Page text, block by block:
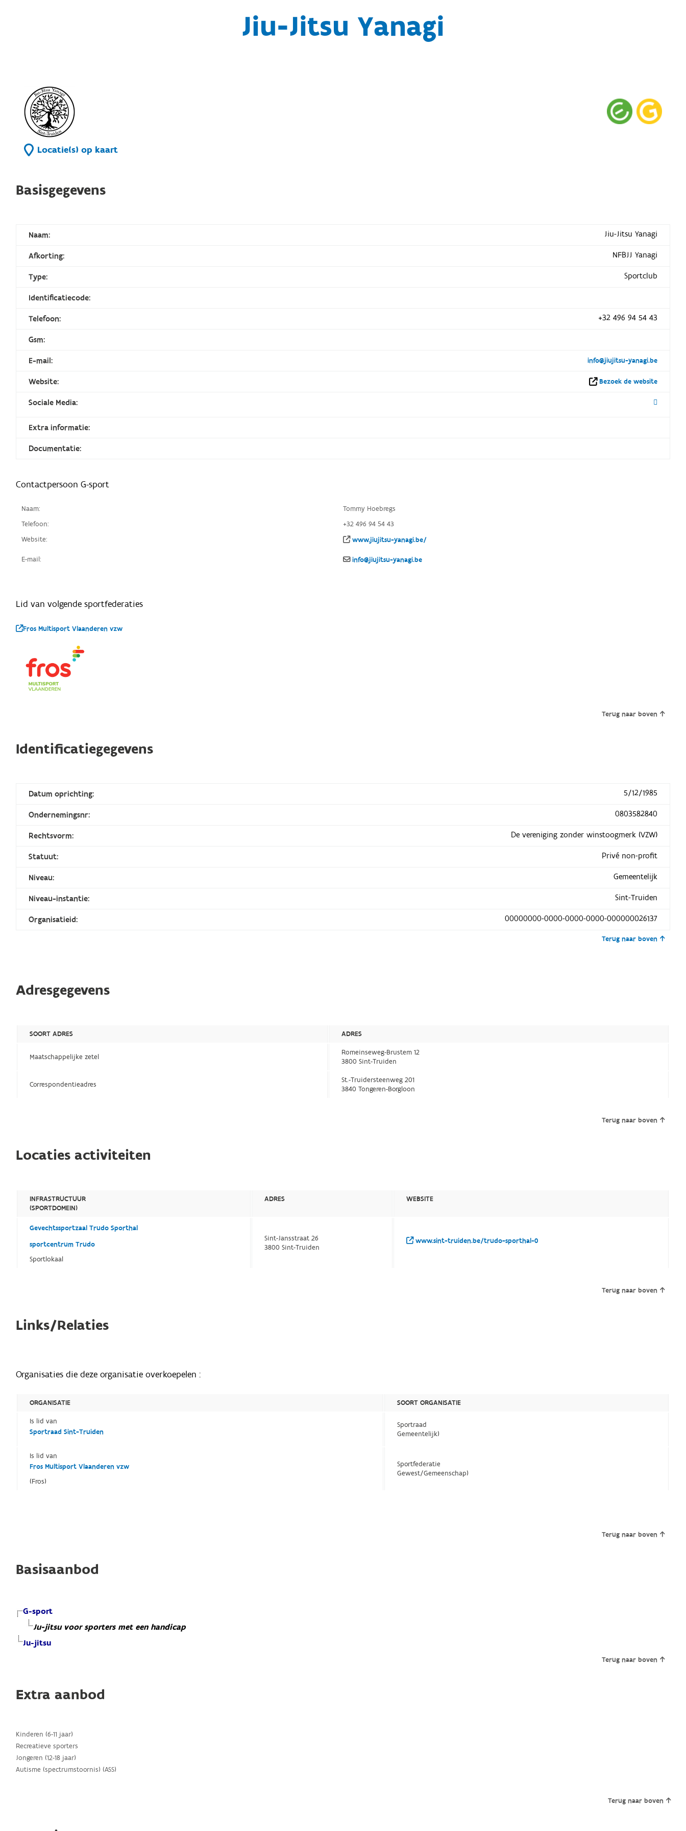
Jiu-Jitsu Yanagi
Locatie(s) op kaart
Basisgegevens
Naam: Jiu-Jitsu Yanagi
Afkorting: NFBJJ Yanagi
Type: Sportclub
Identificatiecode:
Telefoon: +32 496 94 54 43
Gsm:
E-mail: info@jiujitsu-yanagi.be
Website: Bezoek de website
Sociale Media:
Extra informatie:
Documentatie:
Contactpersoon G-sport
Naam:
Tommy Hoebregs
Telefoon:
+32 496 94 54 43
Website:
www.jiujitsu-yanagi.be/
E-mail: info@jiujitsu-yanagi.be
Lid van volgende sportfederaties
Fros Multisport Vlaanderen vzw
Terug naar boven
Identificatiegegevens
Datum oprichting: 5/12/1985
Ondernemingsnr: 0803582840
Rechtsvorm: De vereniging zonder winstoogmerk (VZW)
Statuut: Privé non-profit
Niveau: Gemeentelijk
Niveau-instantie: Sint-Truiden
Organisatieid: 00000000-0000-0000-0000-000000026137
Terug naar boven
Adresgegevens
SOORT ADRES ADRES
Maatschappelijke zetel
Romeinseweg-Brustem 12
3800 Sint-Truiden
Correspondentieadres
St.-Truidersteenweg 201
3840 Tongeren-Borgloon
Terug naar boven
Locaties activiteiten
INFRASTRUCTUUR
(SPORTDOMEIN)
ADRES WEBSITE
Gevechtssportzaal Trudo Sporthal
sportcentrum Trudo
Sportlokaal
Sint-Jansstraat 26
3800 Sint-Truiden
www.sint-truiden.be/trudo-sporthal-0
Terug naar boven
Links/Relaties
Organisaties die deze organisatie overkoepelen :
ORGANISATIE
SOORT ORGANISATIE
Is lid van
Sportraad Sint-Truiden
Sportraad
Gemeentelijk)
Is lid van
Fros Multisport Vlaanderen vzw
(Fros)
Sportfederatie
Gewest/Gemeenschap)
Terug naar boven
Basisaanbod
G-sport
Ju-jitsu voor sporters met een handicap
Ju-jitsu
Terug naar boven
Extra aanbod
Kinderen (6-11 jaar)
Recreatieve sporters
Jongeren (12-18 jaar)
Autisme (spectrumstoornis) (ASS)
Terug naar boven